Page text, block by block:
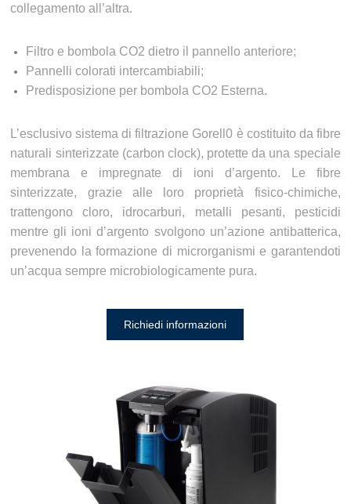
collegamento all’altra.
Filtro e bombola CO2 dietro il pannello anteriore;
Pannelli colorati intercambiabili;
Predisposizione per bombola CO2 Esterna.
L’esclusivo sistema di filtrazione Gorell0 è costituito da fibre
naturali sinterizzate (carbon clock), protette da una speciale
membrana e impregnate di ioni d’argento. Le fibre
sinterizzate, grazie alle loro proprietà fisico-chimiche,
trattengono cloro, idrocarburi, metalli pesanti, pesticidi
mentre gli ioni d’argento svolgono un’azione antibatterica,
prevenendo la formazione di microrganismi e garantendoti
un’acqua sempre microbiologicamente pura.
Richiedi informazioni